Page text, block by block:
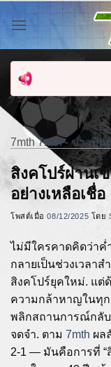
ข้าม
ไป
ยัง
เนื้อหา
7mth 7mth- ข่าวบัน
สิงคโปร์ผ่านเ
อย่างเหลือเชื่อ
โพสต์เมื่อ08/12/2025 โดย
ไม่มีใครคาดคิดว่าค่
กลายเป็นช่วงเวลา
สิงคโปร์ยุคใหม่. แต่
ความกล้าหาญในทุก
พลิกสถานการณ์กลั
จดจำ. ตาม 7mth ผล
2-1 — มันคือการที่ “